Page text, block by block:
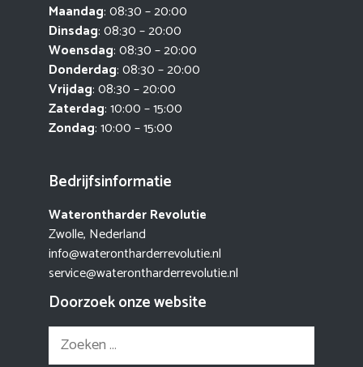
Maandag: 08:30 – 20:00
Dinsdag: 08:30 – 20:00
Woensdag: 08:30 – 20:00
Donderdag: 08:30 – 20:00
Vrijdag: 08:30 – 20:00
Zaterdag: 10:00 – 15:00
Zondag: 10:00 – 15:00
Bedrijfsinformatie
Waterontharder Revolutie
Zwolle, Nederland
info@waterontharderrevolutie.nl
service@waterontharderrevolutie.nl
Doorzoek onze website
Zoek
naar: